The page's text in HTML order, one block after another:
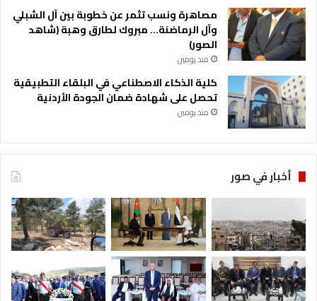
مصاهرة ونسب تثمر عن خطوبة بين آل الشبلي
وآل الرماضنة… مبروك لطارق وهبة (شاهد
الصور)
منذ يومين
كلية الذكاء الاصطناعي في البلقاء التطبيقية
تحصل على شهادة ضمان الجودة الأردنية
منذ يومين
أخبار في صور